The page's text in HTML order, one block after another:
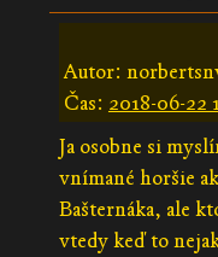
Autor:
Čas: 2018-06-22
Ja osobne si
vnímané horšie
Bašternáka, ale
vtedy keď to